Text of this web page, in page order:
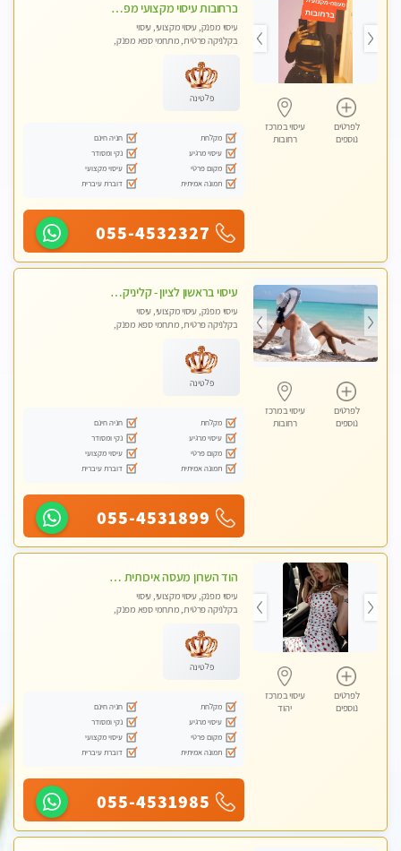
לפרטים
נוספים
עיסוי במרכז
רחובות
ברחובות עיסוי מקצועי מפנק וכול סוגי העיסויים רמה גבוהה! ללא מין !
עיסוי מפנק, עיסוי מקצועי, עיסוי
בקלניקה פרטית, מתחמי ספא מפנק,
פלטינה
מקלחת
חניה חינם
עיסוי מרגיע
נקי ומסודר
מקום פרטי
עיסוי מקצועי
תמונה אמיתית
דוברת עיברית
055-4532327
לפרטים
נוספים
עיסוי במרכז
רחובות
עיסוי בראשון לציון - קליניקה פרטית עיסוי קסום איכותי ומרגיע מידי זהב עיסוי שבדי קלאסי ורפלקסולוגיה שרות מקצועי טל- 052-4818650
עיסוי מפנק, עיסוי מקצועי, עיסוי
בקלניקה פרטית, מתחמי ספא מפנק,
פלטינה
מקלחת
חניה חינם
עיסוי מרגיע
נקי ומסודר
מקום פרטי
עיסוי מקצועי
תמונה אמיתית
דוברת עיברית
055-4531899
לפרטים
נוספים
עיסוי במרכז
יהוד
הוד השרון מעסה איכותית מפנקת ומקצועית לעיסוי חלומי .....
עיסוי מפנק, עיסוי מקצועי, עיסוי
בקלניקה פרטית, מתחמי ספא מפנק,
פלטינה
מקלחת
חניה חינם
עיסוי מרגיע
נקי ומסודר
מקום פרטי
עיסוי מקצועי
תמונה אמיתית
דוברת עיברית
055-4531985